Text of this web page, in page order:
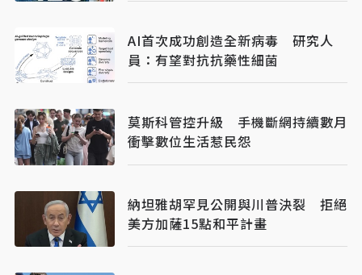
AI首次成功創造全新病毒 研究人
員：有望對抗抗藥性細菌
莫斯科管控升級 手機斷網持續數月
衝擊數位生活惹民怨
納坦雅胡罕見公開與川普決裂 拒絕
美方加薩15點和平計畫